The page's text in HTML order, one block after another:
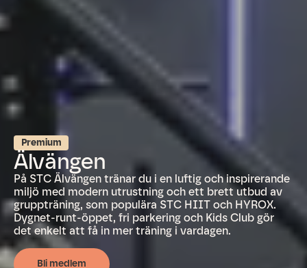
Premium
Älvängen
På STC Älvängen tränar du i en luftig och inspirerande
miljö med modern utrustning och ett brett utbud av
gruppträning, som populära STC HIIT och HYROX.
Dygnet-runt-öppet, fri parkering och Kids Club gör
det enkelt att få in mer träning i vardagen.
Bli medlem